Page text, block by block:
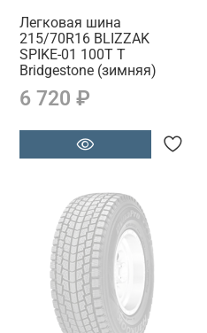
Легковая шина
215/70R16 BLIZZAK
SPIKE-01 100T T
Bridgestone (зимняя)
6 720 ₽